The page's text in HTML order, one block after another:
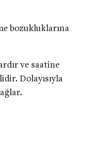
bozukluklarına
ve saatine
Dolayısıyla